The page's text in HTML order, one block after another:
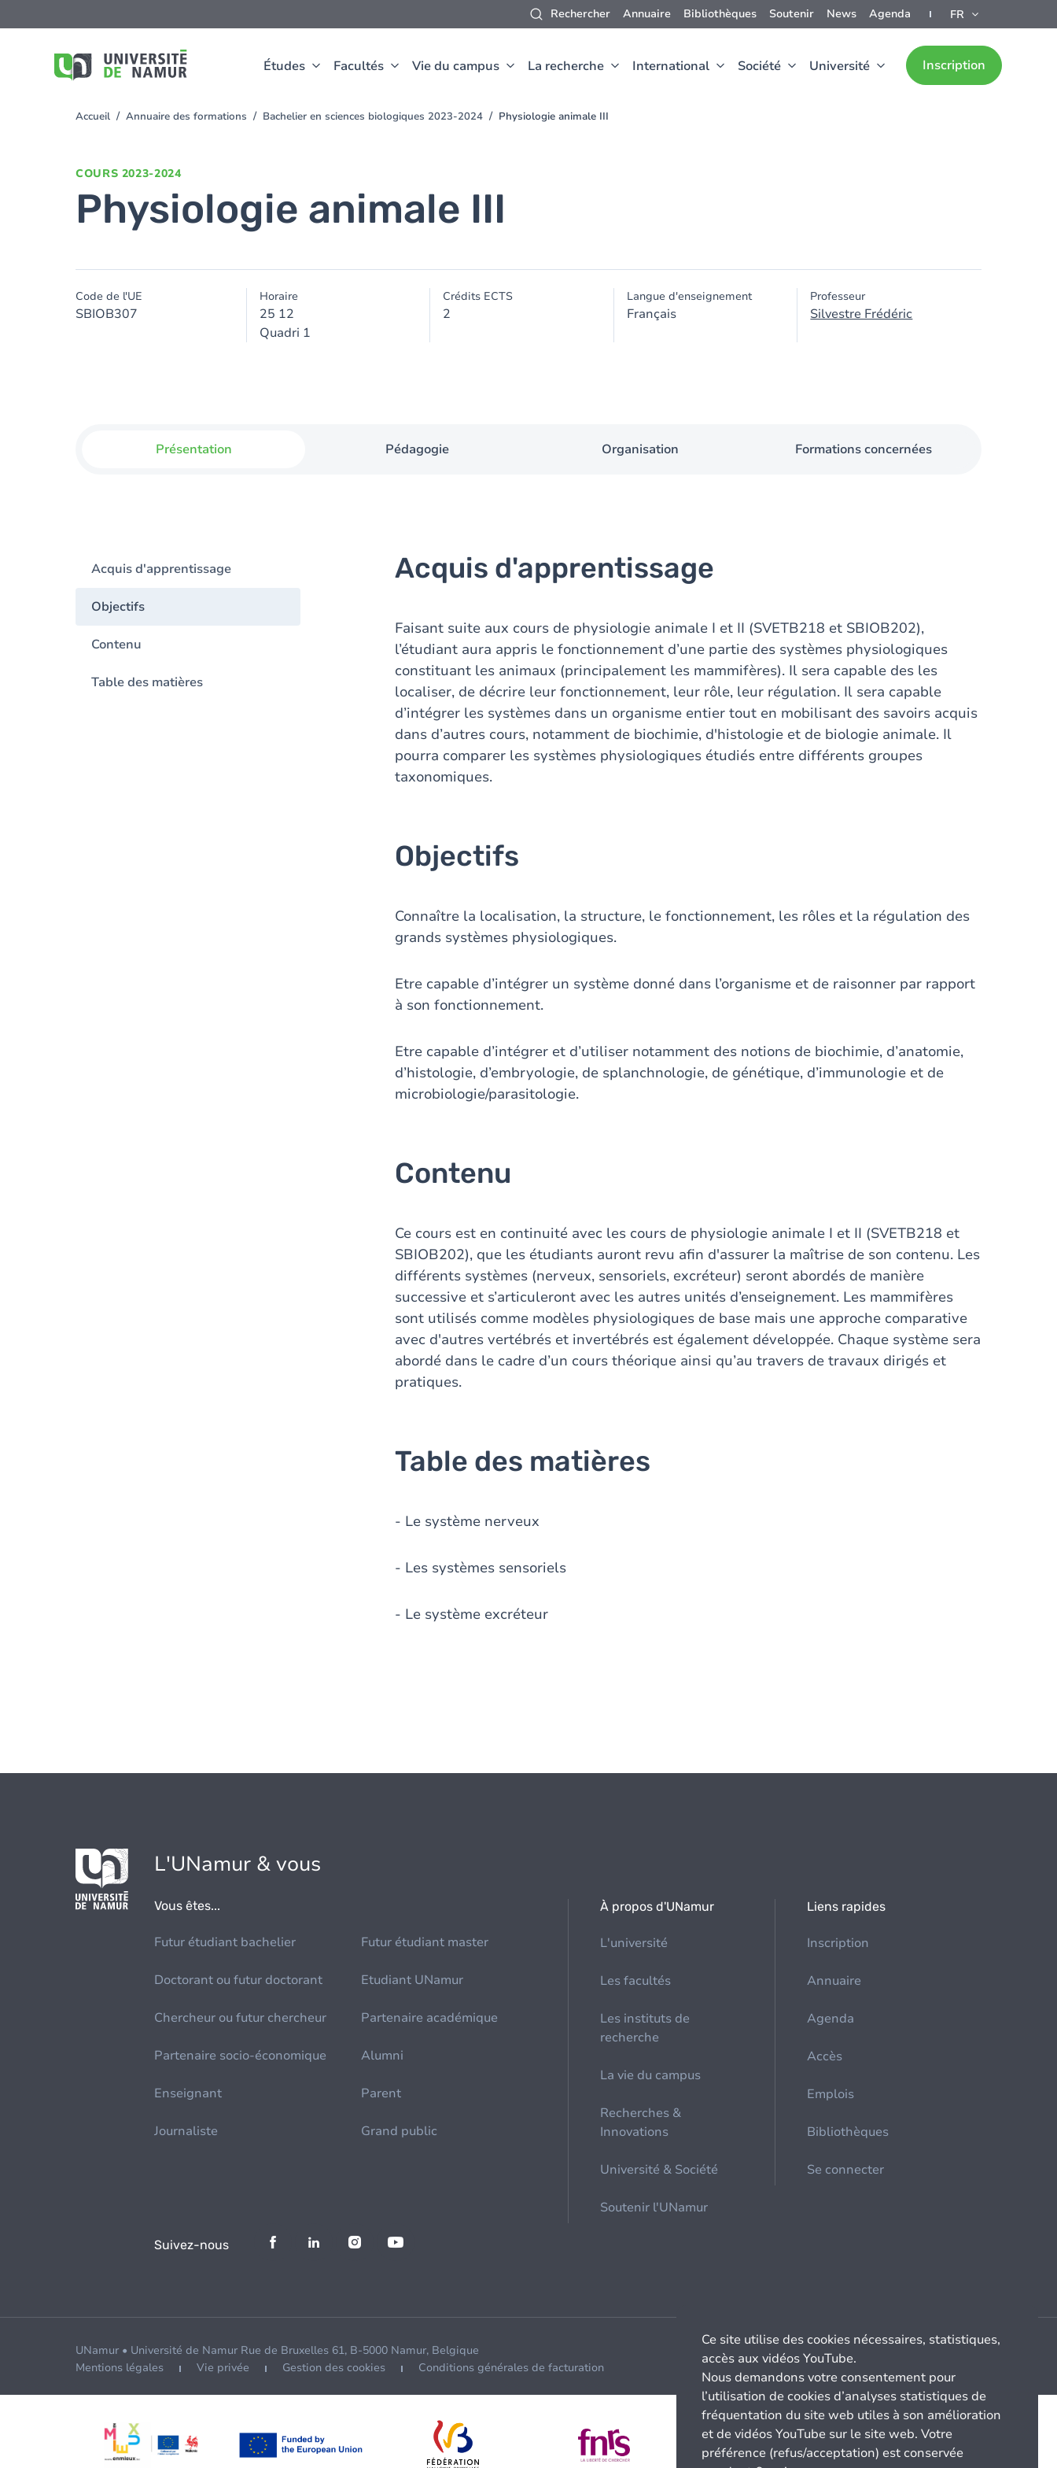
Rechercher Annuaire Bibliothèques Soutenir News Agenda FR
Études Facultés Vie du campus La recherche International Société Université Inscription
au
You
Accueil Annuaire des formations Bachelier en sciences biologiques 2023-2024 Physiologie animale III
COURS 2023-2024
Physiologie animale III
Code de l'UE
SBIOB307
Horaire
25 12
Quadri 1
Crédits ECTS
2
Langue d'enseignement
Français
Professeur
Silvestre Frédéric
Présentation Pédagogie Organisation Formations concernées
Acquis d'apprentissage
Objectifs
Contenu
Table des matières
Acquis d'apprentissage
Faisant suite aux cours de physiologie animale I et II (SVETB218 et SBIOB202),
l’étudiant aura appris le fonctionnement d’une partie des systèmes physiologiques
constituant les animaux (principalement les mammifères). Il sera capable des les
localiser, de décrire leur fonctionnement, leur rôle, leur régulation. Il sera capable
d’intégrer les systèmes dans un organisme entier tout en mobilisant des savoirs acquis
dans d’autres cours, notamment de biochimie, d'histologie et de biologie animale. Il
pourra comparer les systèmes physiologiques étudiés entre différents groupes
taxonomiques.
Objectifs
Connaître la localisation, la structure, le fonctionnement, les rôles et la régulation des
grands systèmes physiologiques.
Etre capable d’intégrer un système donné dans l’organisme et de raisonner par rapport
à son fonctionnement.
Etre capable d’intégrer et d’utiliser notamment des notions de biochimie, d’anatomie,
d’histologie, d’embryologie, de splanchnologie, de génétique, d’immunologie et de
microbiologie/parasitologie.
Contenu
Ce cours est en continuité avec les cours de physiologie animale I et II (SVETB218 et
SBIOB202), que les étudiants auront revu afin d'assurer la maîtrise de son contenu. Les
différents systèmes (nerveux, sensoriels, excréteur) seront abordés de manière
successive et s’articuleront avec les autres unités d’enseignement. Les mammifères
sont utilisés comme modèles physiologiques de base mais une approche comparative
avec d'autres vertébrés et invertébrés est également développée. Chaque système sera
abordé dans le cadre d’un cours théorique ainsi qu’au travers de travaux dirigés et
pratiques.
Table des matières
- Le système nerveux
- Les systèmes sensoriels
- Le système excréteur
L'UNamur & vous
Vous êtes...
Futur étudiant bachelier Futur étudiant master
Doctorant ou futur doctorant Etudiant UNamur
Chercheur ou futur chercheur Partenaire académique
Partenaire socio-économique Alumni
Enseignant Parent
Journaliste Grand public
À propos d'UNamur
L'université
Les facultés
Les instituts de
recherche
La vie du campus
Recherches &
Innovations
Université & Société
Soutenir l'UNamur
Liens rapides
Inscription
Annuaire
Agenda
Accès
Emplois
Bibliothèques
Se connecter
Suivez-nous
UNamur • Université de Namur Rue de Bruxelles 61, B-5000 Namur, Belgique
Mentions légales
Vie privée Gestion des cookies Conditions générales de facturation
Ce site utilise des cookies nécessaires, statistiques,
accès aux vidéos YouTube.
Nous demandons votre consentement pour
l’utilisation de cookies d’analyses statistiques de
fréquentation du site web utiles à son amélioration
et de vidéos YouTube sur le site web. Votre
préférence (refus/acceptation) est conservée